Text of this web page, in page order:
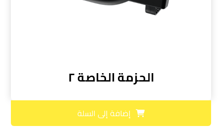
الحزمة الخاصة ٢
إضافة إلى السلة